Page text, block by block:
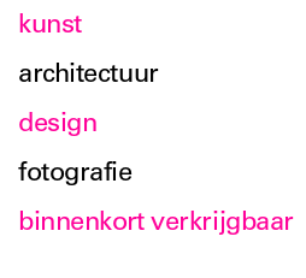
kunst
architectuur
design
fotografie
binnenkort verkrijgbaar